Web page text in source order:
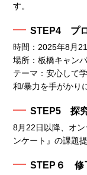
す。
STEP4 プロ
時間：2025年8月
場所：板橋キャン
テーマ：安心して
和/暴力を手がかり
STEP5 探
8月22日以降、オ
ンケート』の課題
STEP６ 修